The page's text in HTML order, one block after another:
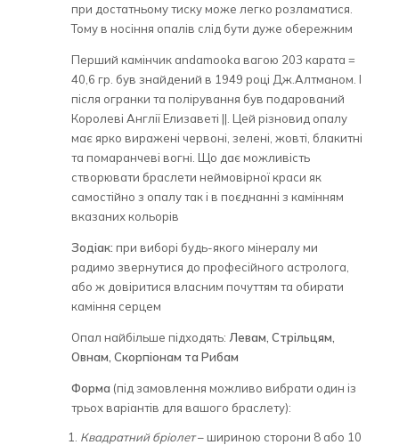
при достатньому тиску може легко розламатися.
Тому в носіння опалів слід бути дуже обережним
Перший камінчик andamooka вагою 203 карата =
40,6 гр. був знайдений в 1949 році Дж.Алтманом. І
після огранки та полірування був подарований
Королеві Англії Елизаветі ||. Цей різновид опалу
має ярко виражені червоні, зелені, жовті, блакитні
та помаранчеві вогні. Що дає можливість
створювати браслети неймовірної краси як
самостійно з опалу так і в поєднанні з камінням
вказаних кольорів
Зодіак: при виборі будь-якого мінералу ми
радимо звернутися до професійного астролога,
або ж довіритися власним почуттям та обирати
каміння серцем
Опал найбільше підходять: Левам, Стрільцям,
Овнам, Скорпіонам та Рибам
Форма (під замовлення можливо вибрати один із
трьох варіантів для вашого браслету):
Квадратний бріолет– шириною сторони 8 або 10